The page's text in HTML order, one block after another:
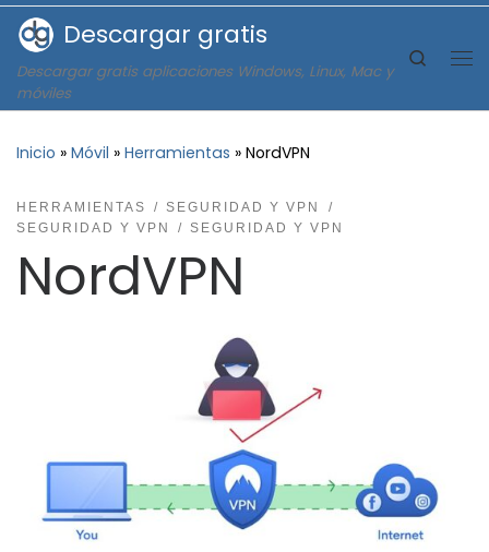
Saltar al contenido
Descargar gratis
Descargar gratis aplicaciones Windows, Linux, Mac y
móviles
Search
Inicio » Móvil » Herramientas » NordVPN
HERRAMIENTAS
SEGURIDAD Y VPN
SEGURIDAD Y VPN
SEGURIDAD Y VPN
NordVPN